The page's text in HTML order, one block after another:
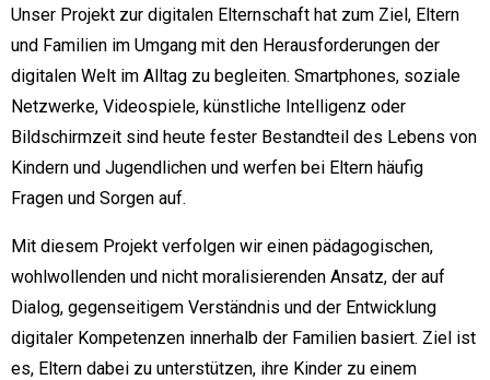
Unser Projekt zur digitalen Elternschaft hat zum Ziel, Eltern
und Familien im Umgang mit den Herausforderungen der
digitalen Welt im Alltag zu begleiten. Smartphones, soziale
Netzwerke, Videospiele, künstliche Intelligenz oder
Bildschirmzeit sind heute fester Bestandteil des Lebens von
Kindern und Jugendlichen und werfen bei Eltern häufig
Fragen und Sorgen auf.
Mit diesem Projekt verfolgen wir einen pädagogischen,
wohlwollenden und nicht moralisierenden Ansatz, der auf
Dialog, gegenseitigem Verständnis und der Entwicklung
digitaler Kompetenzen innerhalb der Familien basiert. Ziel ist
es, Eltern dabei zu unterstützen, ihre Kinder zu einem